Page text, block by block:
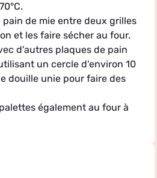
pain de mie entre deux grilles
et les faire sécher au four.
d'autres plaques de pain
un cercle d'environ 10
douille unie pour faire des
également au four à